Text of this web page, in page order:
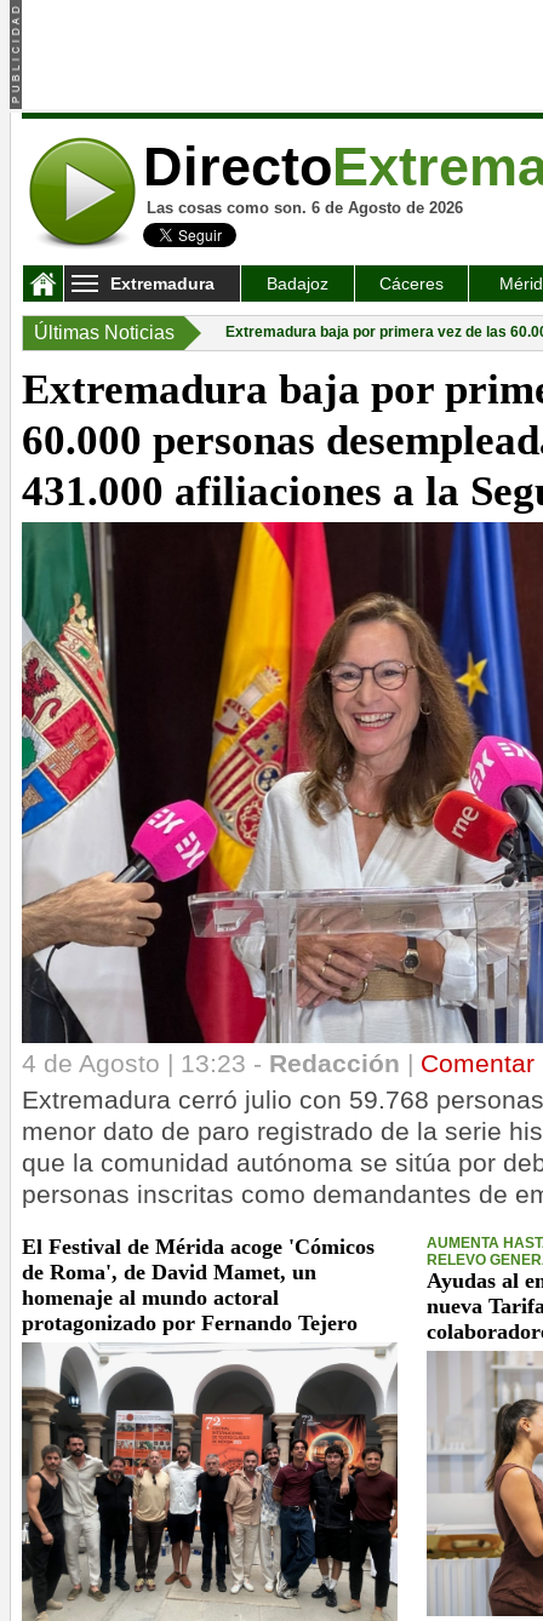
Directo
Las cosas como son. 6 de Agosto de 2026
Extremadura Badajoz Cáceres
Últimas Noticias Extremadura baja por primera vez de las
Extremadura baja por
60.000 personas
431.000 afiliaciones a la
4 de Agosto | 13:23 - Redacción | Comentar
Extremadura cerró julio con 59.768
menor dato de paro registrado de la serie
que la comunidad autónoma se sitúa por
personas inscritas como demandantes de
El Festival de Mérida acoge 'Cómicos
de Roma', de David Mamet, un
homenaje al mundo actoral
protagonizado por Fernando Tejero
AUMENTA
RELEVO
Ayudas al
nueva